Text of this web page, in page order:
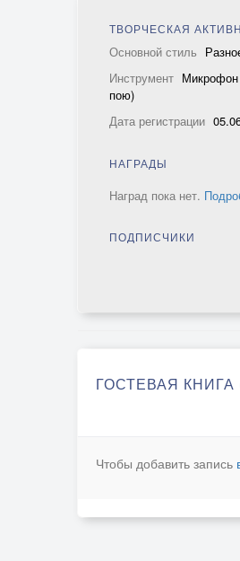
ТВОРЧЕСКАЯ
Основной стиль
Инструмент Микрофон
пою)
Дата регистрации
НАГРАДЫ
Наград пока нет.
ПОДПИСЧИКИ
ГОСТЕВАЯ КНИГА
Чтобы добавить запись